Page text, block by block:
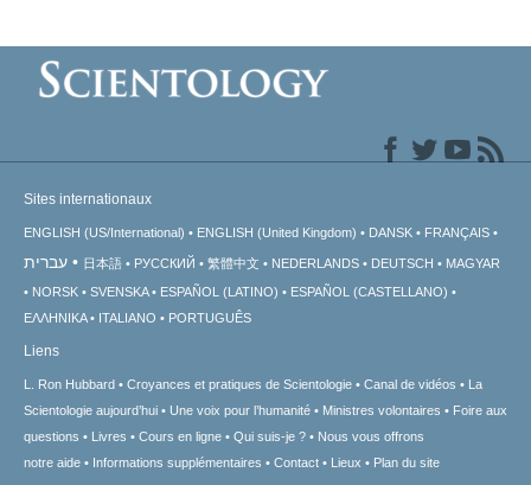
Sites internationaux
ENGLISH (US/International) ENGLISH (United Kingdom) DANSK FRANÇAIS
עברית 日本語 РУССКИЙ 繁體中文 NEDERLANDS DEUTSCH
MAGYAR
NORSK
SVENSKA ESPAÑOL (LATINO)
ESPAÑOL (CASTELLANO)
ΕΛΛΗΝΙΚA
ITALIANO PORTUGUÊS
Liens
L. Ron Hubbard Croyances et pratiques de Scientologie Canal de vidéos
La
Scientologie aujourd’hui
Une voix pour l’humanité Ministres volontaires
Foire aux
questions
Livres Cours en ligne Qui suis-je ?
Nous vous offrons
notre aide
Informations supplémentaires Contact Lieux Plan du site